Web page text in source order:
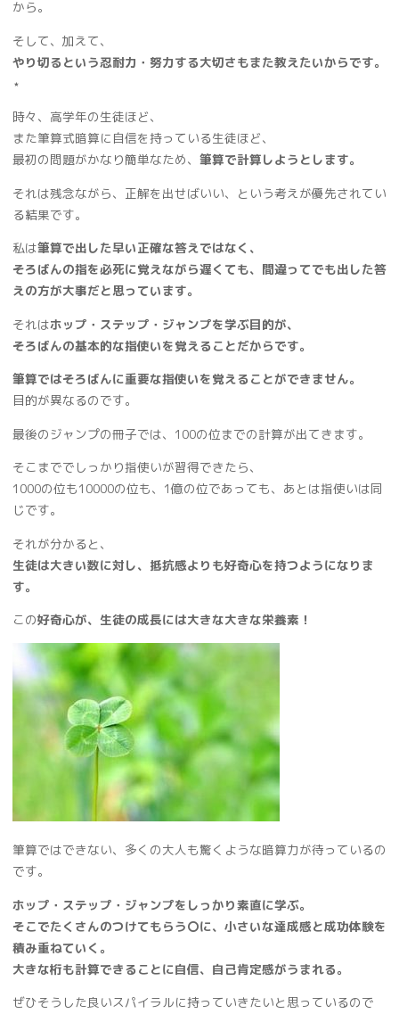
から。
そして、加えて、
やり切るという忍耐力・努力する大切さもまた教えたいからです。
⋆
時々、高学年の生徒ほど、
また筆算式暗算に自信を持っている生徒ほど、
最初の問題がかなり簡単なため、 筆算で計算しようとします。
それは残念ながら、正解を出せばいい、という考えが優先されてい
る結果です。
私は筆算で出した早い正確な答えではなく、
そろばんの指を必死に覚えながら遅くても、間違ってでも出した答
えの方が大事だと思っています。
それはホップ・ステップ・ジャンプを学ぶ目的が、
そろばんの基本的な指使いを覚えることだからです。
筆算ではそろばんに重要な指使いを覚えることができません。
目的が異なるのです。
最後のジャンプの冊子では、100の位までの計算が出てきます。
そこまででしっかり指使いが習得できたら、
1000の位も10000の位も、1億の位であっても、あとは指使いは同
じです。
それが分かると、
生徒は大きい数に対し、抵抗感よりも好奇心を持つようになりま
す。
この好奇心が、生徒の成長には大きな大きな栄養素！
筆算ではできない、多くの大人も驚くような暗算力が待っているの
です。
ホップ・ステップ・ジャンプをしっかり素直に学ぶ。
そこでたくさんのつけてもらう〇に、小さいな達成感と成功体験を
積み重ねていく。
大きな桁も計算できることに自信、自己肯定感がうまれる。
ぜひそうした良いスパイラルに持っていきたいと思っているので